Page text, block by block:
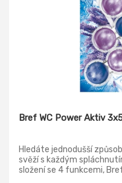
Bref WC Power Aktiv
Hledáte jednodušší
svěží s každým
složení se 4 funkcemi,